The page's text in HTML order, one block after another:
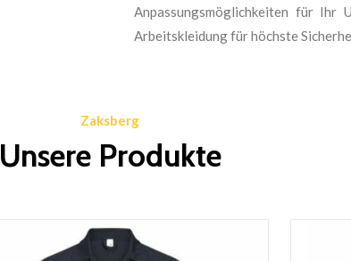
Anpassungsmöglichkeiten für Ihr
Arbeitskleidung für höchste
Zaksberg
Unsere Produkte